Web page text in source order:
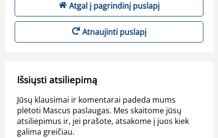
Atgal į pagrindinį puslapį
Atnaujinti puslapį
Išsiųsti atsiliepimą
Jūsų klausimai ir komentarai padeda mums
plėtoti Mascus paslaugas. Mes skaitome jūsų
atsiliepimus ir, jei prašote, atsakome į juos kiek
galima greičiau.